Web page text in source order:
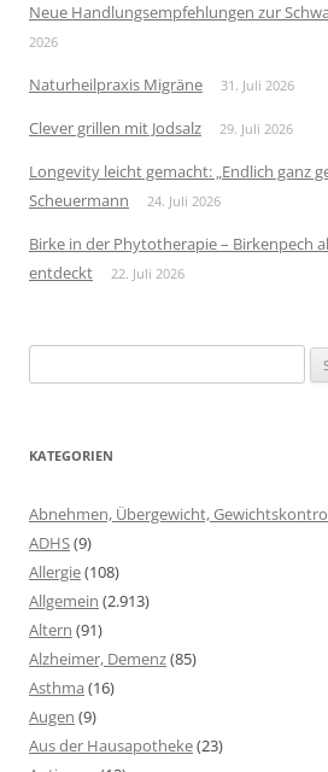
Neue Handlungsempfehlungen zur
2026
Naturheilpraxis Migräne 31. Juli 2026
Clever grillen mit Jodsalz 29. Juli 2026
Longevity leicht gemacht: „Endlich ganz
Scheuermann
24. Juli 2026
Birke in der Phytotherapie – Birkenpech
entdeckt
22. Juli 2026
nach:
KATEGORIEN
Abnehmen, Übergewicht,
ADHS(9)
Allergie(108)
Allgemein (2.913)
Altern (91)
Alzheimer, Demenz(85)
Asthma (16)
Augen (9)
Aus der Hausapotheke(23)